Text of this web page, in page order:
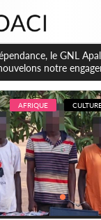
de réforme
des amendements,
AFRIQUE